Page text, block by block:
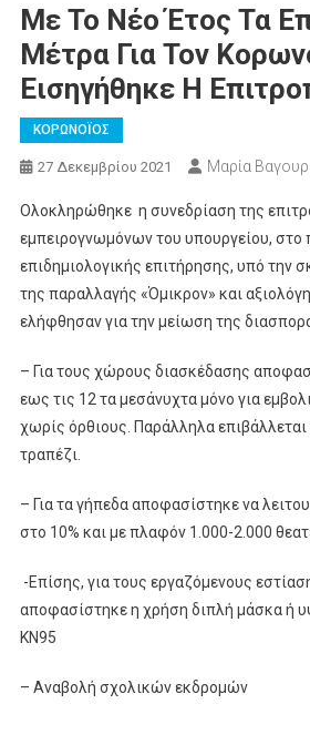
Με Το Νέο Έτος Τα
Μέτρα Για Τον
Εισηγήθηκε Η
ΚΟΡΩΝΟΪΟΣ
27 Δεκεμβρίου 2021 Μαρία
Ολοκληρώθηκε η συνεδρίαση της
εμπειρογνωμόνων του υπουργείου, στο
επιδημιολογικής επιτήρησης, υπό την
της παραλλαγής «Όμικρον» και
ελήφθησαν για την μείωση της
– Για τους χώρους διασκέδασης
εως τις 12 τα μεσάνυχτα μόνο για
χωρίς όρθιους. Παράλληλα
τραπέζι.
– Για τα γήπεδα αποφασίστηκε να
στο 10% και με πλαφόν 1.000-2.000
-Επίσης, για τους εργαζόμενους
αποφασίστηκε η χρήση διπλή μάσκα ή
ΚΝ95
– Αναβολή σχολικών εκδρομών